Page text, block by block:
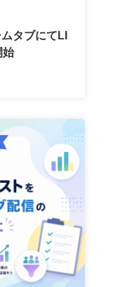
タブにてLI
始